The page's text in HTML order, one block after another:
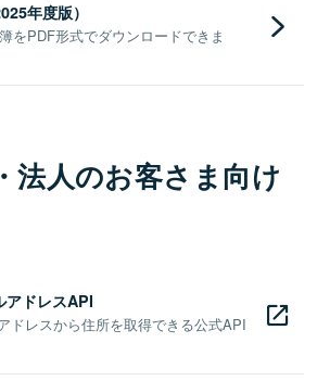
年度版）
をPDF形式でダウンロードできま
法人のお客さま向け
アドレスAPI
ドレスから住所を取得できる公式API